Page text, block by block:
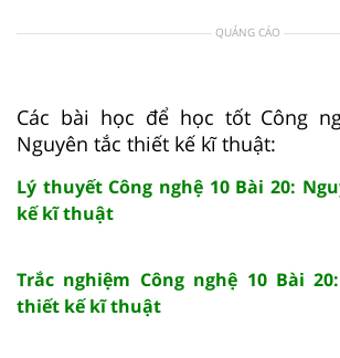
QUẢNG CÁO
Các bài học để học tốt Công
Nguyên tắc thiết kế kĩ thuật:
Lý thuyết Công nghệ 10 Bài 20:
kế kĩ thuật
Trắc nghiệm Công nghệ 10 Bài
thiết kế kĩ thuật